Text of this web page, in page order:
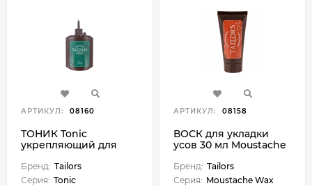
АРТИКУЛ: 08160
ТОНИК Tonic
укрепляющий для
головы Tonic - 250 мл
Бренд: Tailors
Серия: Tonic
АРТИКУЛ: 08158
ВОСК для укладки
усов 30 мл Moustache
Бренд: Tailors
Серия: Moustache Wax